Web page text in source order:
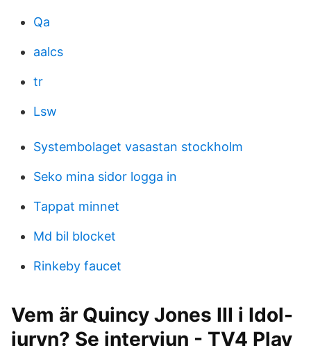
Qa
aalcs
tr
Lsw
Systembolaget vasastan stockholm
Seko mina sidor logga in
Tappat minnet
Md bil blocket
Rinkeby faucet
Vem är Quincy Jones III i Idol-
juryn? Se intervjun - TV4 Play